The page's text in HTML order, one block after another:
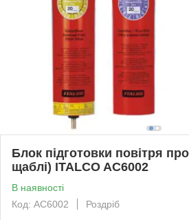
Блок підготовки повітря
щаблі) ITALCO AC6002
В наявності
Код: AC6002
Роздріб